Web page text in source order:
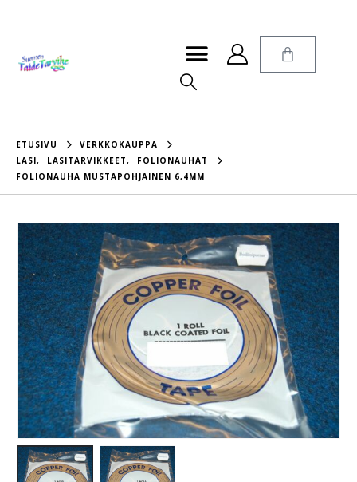
ETUSIVU
VERKKOKAUPPA
LASI, LASITARVIKKEET,
FOLIONAUHAT
FOLIONAUHA MUSTAPOHJAINEN 6,4MM